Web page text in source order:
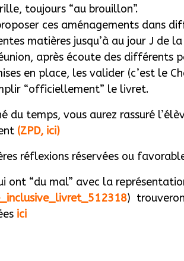
toujours “au brouillon”.
ces aménagements dans
matières jusqu’à au jour J de
après écoute des différents
en place, les valider (c’est le
“officiellement” le livret.
du temps, vous aurez rassuré
(ZPD, ici)
réflexions réservées ou
ont “du mal” avec la
)
ici